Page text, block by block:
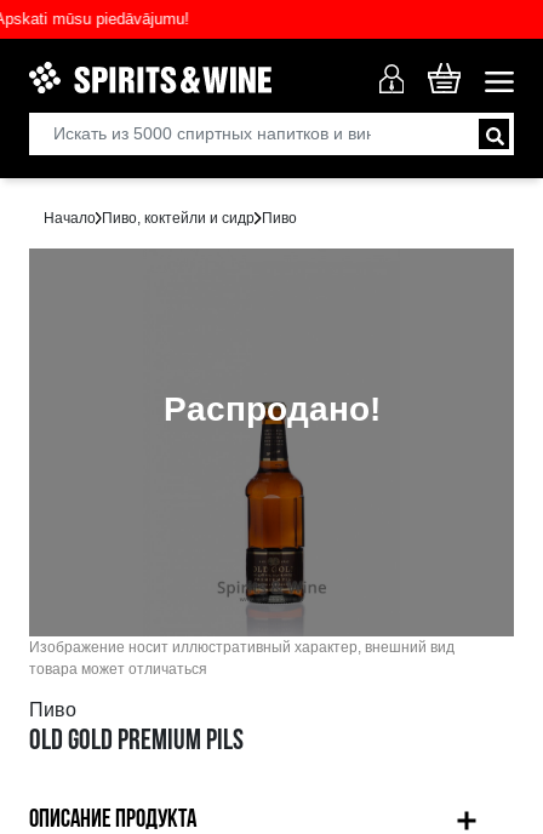
mūsu piedāvājumu!
Начало Пиво, коктейли и сидр Пиво
Распродано!
Изображение носит иллюстративный характер, внешний вид
товара может отличаться
Пиво
OLD GOLD PREMIUM PILS
ОПИСАНИЕ ПРОДУКТА